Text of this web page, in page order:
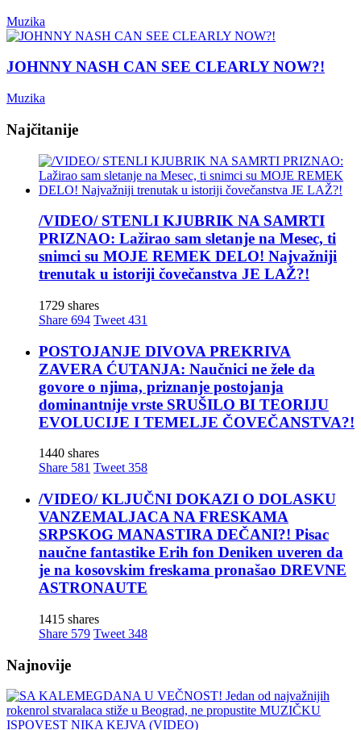
Muzika
JOHNNY NASH CAN SEE CLEARLY NOW?!
Muzika
Najčitanije
/VIDEO/ STENLI KJUBRIK NA SAMRTI
PRIZNAO: Lažirao sam sletanje na Mesec, ti
snimci su MOJE REMEK DELO! Najvažniji
trenutak u istoriji čovečanstva JE LAŽ?!
1729 shares
Share 694 Tweet 431
POSTOJANJE DIVOVA PREKRIVA
ZAVERA ĆUTANJA: Naučnici ne žele da
govore o njima, priznanje postojanja
dominantnije vrste SRUŠILO BI TEORIJU
EVOLUCIJE I TEMELJE ČOVEČANSTVA?!
1440 shares
Share 581 Tweet 358
/VIDEO/ KLJUČNI DOKAZI O DOLASKU
VANZEMALJACA NA FRESKAMA
SRPSKOG MANASTIRA DEČANI?! Pisac
naučne fantastike Erih fon Deniken uveren da
je na kosovskim freskama pronašao DREVNE
ASTRONAUTE
1415 shares
Share 579 Tweet 348
Najnovije